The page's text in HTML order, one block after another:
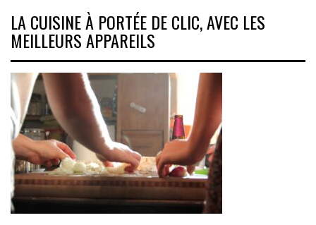
LA CUISINE À PORTÉE DE CLIC, AVEC LES
MEILLEURS APPAREILS